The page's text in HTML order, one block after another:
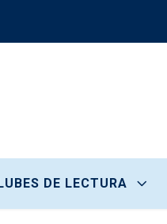
DE LECTURA